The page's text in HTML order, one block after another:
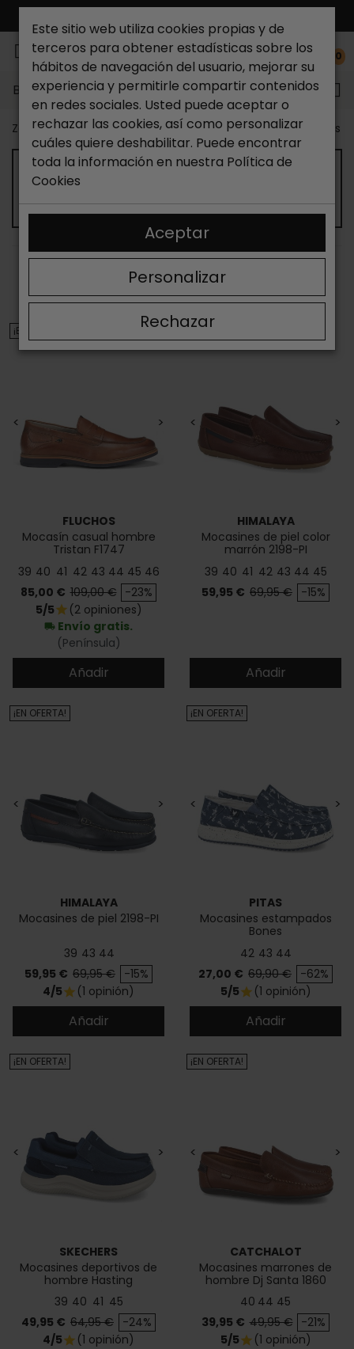
0
Buscar...
Zapateria Catchalot Outlet zapatos Outlet zapatos
OUTLET DE MOCASINES DE HOMBRE
Mostrando 13-24 de 48 artículo(s)
< >
FLUCHOS
Mocasín casual hombre
Tristan F1747
39 40 41 42 43 44 45 46
Precio
85,00 € Precio base
109,00 € -23%
¡EN OFERTA!
5/5star (2 opiniones)
local_shipping Envío gratis.
(Península)
Añadir
< >
HIMALAYA
Mocasines de piel color
marrón 2198-PI
39 40 41 42 43 44 45
Precio
59,95 € Precio base
69,95 € -15%
¡EN OFERTA!
Añadir
< >
HIMALAYA
Mocasines de piel 2198-PI
39 43 44
Precio
59,95 € Precio base
69,95 € -15%
¡EN OFERTA!
4/5star (1 opinión)
Añadir
< >
PITAS
Mocasines estampados
Bones
42 43 44
Precio
27,00 € Precio base
69,90 € -62%
¡EN OFERTA!
5/5star (1 opinión)
Añadir
< >
SKECHERS
Mocasines deportivos de
hombre Hasting
39 40 41 45
Precio
49,95 € Precio base
64,95 € -24%
¡EN OFERTA!
4/5star (1 opinión)
< >
CATCHALOT
Mocasines marrones de
hombre Dj Santa 1860
40 44 45
Precio
39,95 € Precio base
49,95 € -21%
¡EN OFERTA!
5/5star (1 opinión)
Este sitio web utiliza cookies propias y de
terceros para obtener estadísticas sobre los
hábitos de navegación del usuario, mejorar su
experiencia y permitirle compartir contenidos
en redes sociales. Usted puede aceptar o
rechazar las cookies, así como personalizar
cuáles quiere deshabilitar. Puede encontrar
toda la información en nuestra Política de
Cookies
Rechazar
Personalizar
Aceptar